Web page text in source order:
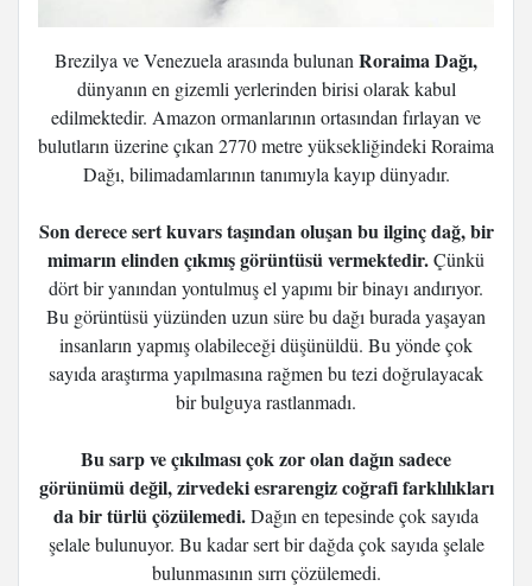
Brezilya ve Venezuela arasında bulunan Roraima Dağı,
dünyanın en gizemli yerlerinden birisi olarak kabul
edilmektedir. Amazon ormanlarının ortasından fırlayan ve
bulutların üzerine çıkan 2770 metre yüksekliğindeki Roraima
Dağı, bilimadamlarının tanımıyla kayıp dünyadır.
Son derece sert kuvars taşından oluşan bu ilginç dağ, bir
mimarın elinden çıkmış görüntüsü vermektedir.Çünkü
dört bir yanından yontulmuş el yapımı bir binayı andırıyor.
Bu görüntüsü yüzünden uzun süre bu dağı burada yaşayan
insanların yapmış olabileceği düşünüldü. Bu yönde çok
sayıda araştırma yapılmasına rağmen bu tezi doğrulayacak
bir bulguya rastlanmadı.
Bu sarp ve çıkılması çok zor olan dağın sadece
görünümü değil, zirvedeki esrarengiz coğrafi farklılıkları
da bir türlü çözülemedi.Dağın en tepesinde çok sayıda
şelale bulunuyor. Bu kadar sert bir dağda çok sayıda şelale
bulunmasının sırrı çözülemedi.